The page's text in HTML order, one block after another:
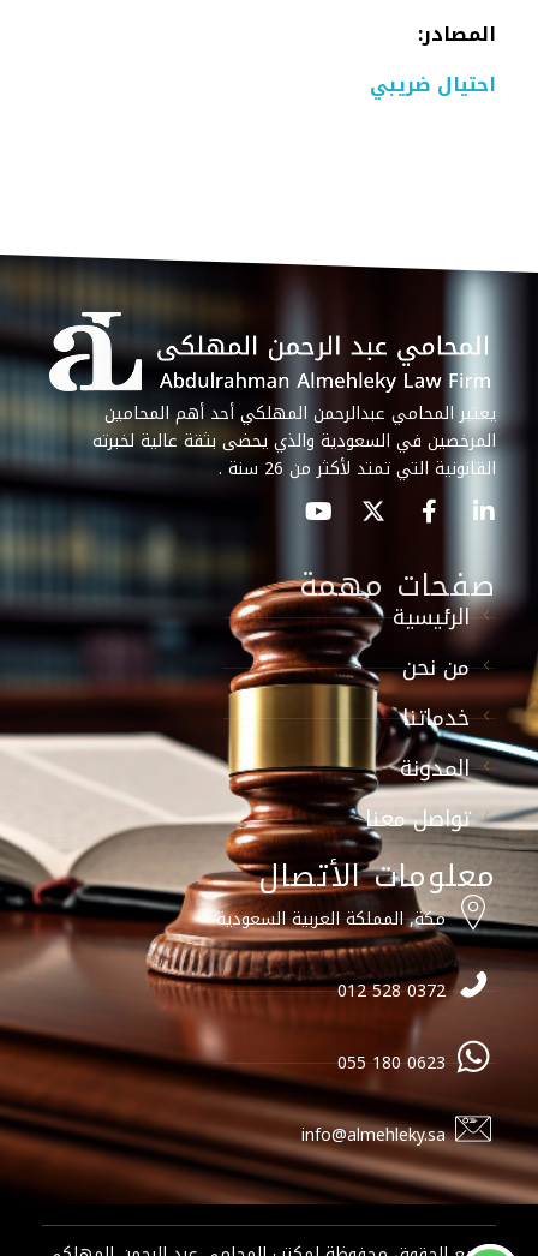
المصادر:
احتيال ضريبي
يعتبر المحامي عبدالرحمن المهلكي أحد أهم المحامين
المرخصين في السعودية والذي يحضى بثقة عالية لخبرته
القانونية التي تمتد لأكثر من 26 سنة .
صفحات مهمة
الرئيسية
من نحن
خدماتنا
المدونة
تواصل معنا
معلومات الأتصال
مكة, المملكة العربية السعودية
0372 528 012
0623 180 055
info@almehleky.sa